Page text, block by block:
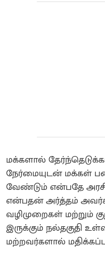
மக்களால்
நேர்மையுடன் மக்கள்
வேண்டும் என்பதே
என்பதன் அர்த்தம்
வழிமுறைகள் மற்றும்
இருக்கும் நல்தகுதி
மற்றவர்களால்